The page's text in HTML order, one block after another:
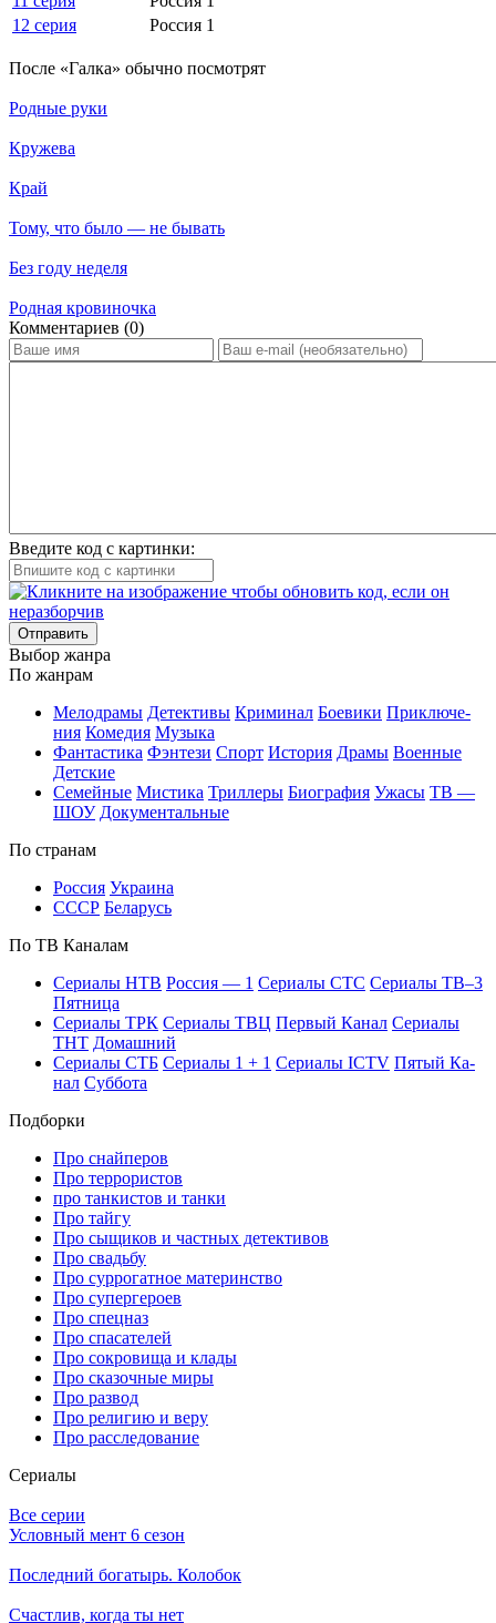
12 серия
Россия 1
По­сле «Галка» обыч­но по­смот­рят
Родные руки
Кружева
Край
Тому, что было — не бывать
Без году неделя
Родная кровиночка
Ком­мен­та­ри­ев (0)
Введите код с картинки:
Отправить
Вы­бор жан­ра
По жан­рам
Ме­ло­дра­мы Де­тек­ти­вы Кри­ми­нал Бое­ви­ки При­клю­че­
ния Ко­ме­дия Му­зы­ка
Фан­та­сти­ка Фэн­те­зи Спорт Ис­то­рия Дра­мы Во­ен­ные
Дет­ские
Се­мей­ные Мис­ти­ка Трил­ле­ры Био­гра­фия Ужа­сы ТВ —
ШОУ До­ку­мен­таль­ные
По стра­нам
Рос­сия Ук­раи­на
СССР Бе­ла­русь
По ТВ Ка­на­лам
Се­риа­лы НТВ Рос­сия — 1 Се­риа­лы СТС Се­риа­лы ТВ–3
Пят­ни­ца
Се­риа­лы ТРК Се­риа­лы ТВЦ Пер­вый Ка­нал Се­риа­лы
ТНТ До­маш­ний
Се­риа­лы СТБ Се­риа­лы 1 + 1 Се­риа­лы ICTV Пя­тый Ка­
нал Суб­бо­та
Подборки
Про снайперов
Про террористов
про танкистов и танки
Про тайгу
Про сыщиков и частных детективов
Про свадьбу
Про суррогатное материнство
Про супергероев
Про спецназ
Про спасателей
Про сокровища и клады
Про сказочные миры
Про развод
Про религию и веру
Про расследование
Се­риа­лы
Все серии
Условный мент 6 сезон
Последний богатырь. Колобок
Счастлив, когда ты нет